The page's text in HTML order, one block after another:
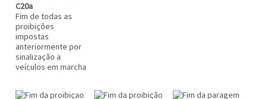
C20a
Fim de todas as
proibições
impostas
anteriormente por
sinalização a
veículos em marcha